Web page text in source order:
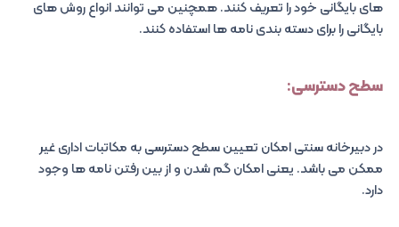
های بایگانی خود را تعریف کنند. همچنین می توانند انواع روش های
بایگانی را برای دسته بندی نامه ها استفاده کنند.
سطح دسترسی:
در دبیرخانه سنتی امکان تعیین سطح دسترسی به مکاتبات اداری غیر
ممکن می باشد. یعنی امکان گم شدن و از بین رفتن نامه ها وجود
دارد.